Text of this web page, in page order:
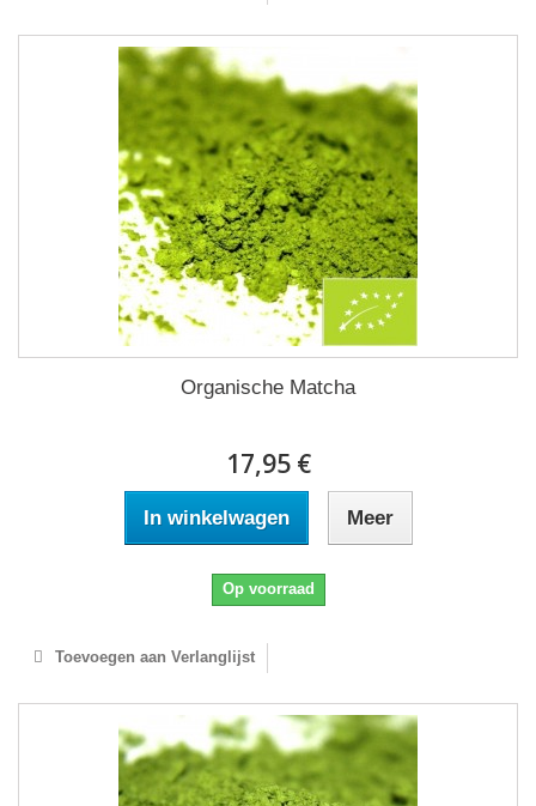
Organische Matcha
17,95 €
In winkelwagen Meer
Op voorraad
Toevoegen aan Verlanglijst